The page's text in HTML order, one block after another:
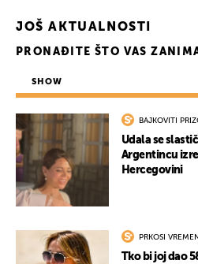
JOŠ AKTUALNOSTI
PRONAĐITE ŠTO VAS
SHOW
BAJKOVITI
Udala se
Argentincu
Hercegovini
PRKOSI
Tko bi joj dao